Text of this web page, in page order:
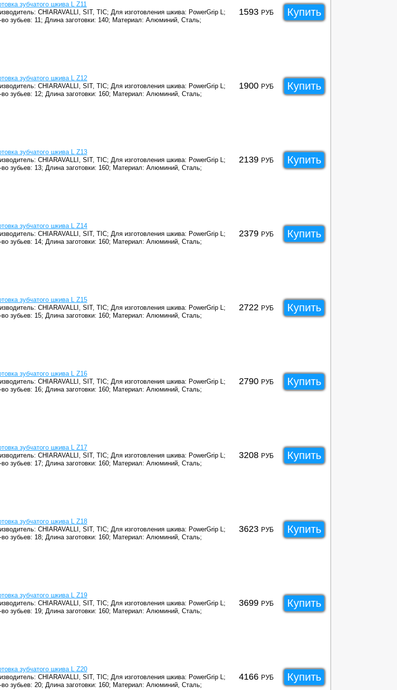
зубчатого шкива L Z11
CHIARAVALLI, SIT, TIC; Для изготовления шкива: PowerGrip L;
во зубьев: 11; Длина заготовки: 140; Материал: Алюминий, Сталь;
1593 РУБ Купить
зубчатого шкива L Z12
CHIARAVALLI, SIT, TIC; Для изготовления шкива: PowerGrip L;
во зубьев: 12; Длина заготовки: 160; Материал: Алюминий, Сталь;
1900 РУБ Купить
зубчатого шкива L Z13
CHIARAVALLI, SIT, TIC; Для изготовления шкива: PowerGrip L;
во зубьев: 13; Длина заготовки: 160; Материал: Алюминий, Сталь;
2139 РУБ Купить
зубчатого шкива L Z14
CHIARAVALLI, SIT, TIC; Для изготовления шкива: PowerGrip L;
во зубьев: 14; Длина заготовки: 160; Материал: Алюминий, Сталь;
2379 РУБ Купить
зубчатого шкива L Z15
CHIARAVALLI, SIT, TIC; Для изготовления шкива: PowerGrip L;
во зубьев: 15; Длина заготовки: 160; Материал: Алюминий, Сталь;
2722 РУБ Купить
зубчатого шкива L Z16
CHIARAVALLI, SIT, TIC; Для изготовления шкива: PowerGrip L;
во зубьев: 16; Длина заготовки: 160; Материал: Алюминий, Сталь;
2790 РУБ Купить
зубчатого шкива L Z17
CHIARAVALLI, SIT, TIC; Для изготовления шкива: PowerGrip L;
во зубьев: 17; Длина заготовки: 160; Материал: Алюминий, Сталь;
3208 РУБ Купить
зубчатого шкива L Z18
CHIARAVALLI, SIT, TIC; Для изготовления шкива: PowerGrip L;
во зубьев: 18; Длина заготовки: 160; Материал: Алюминий, Сталь;
3623 РУБ Купить
зубчатого шкива L Z19
CHIARAVALLI, SIT, TIC; Для изготовления шкива: PowerGrip L;
во зубьев: 19; Длина заготовки: 160; Материал: Алюминий, Сталь;
3699 РУБ Купить
зубчатого шкива L Z20
CHIARAVALLI, SIT, TIC; Для изготовления шкива: PowerGrip L;
во зубьев: 20; Длина заготовки: 160; Материал: Алюминий, Сталь;
4166 РУБ Купить